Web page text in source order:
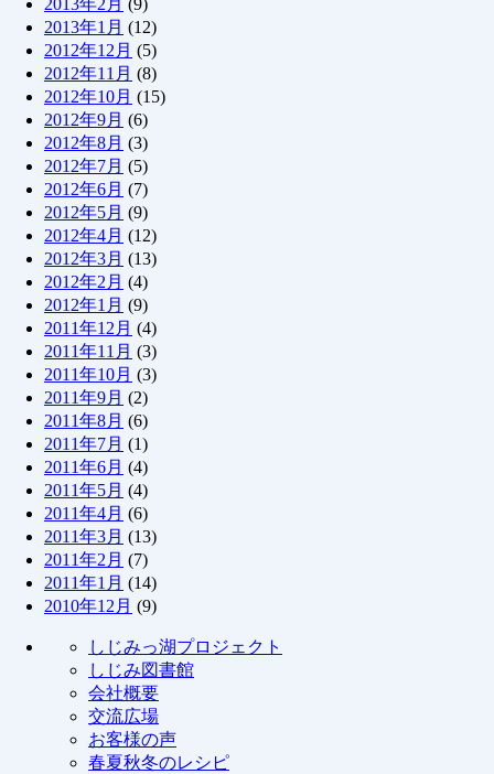
2013年2月 (9)
2013年1月 (12)
2012年12月 (5)
2012年11月 (8)
2012年10月 (15)
2012年9月 (6)
2012年8月 (3)
2012年7月 (5)
2012年6月 (7)
2012年5月 (9)
2012年4月 (12)
2012年3月 (13)
2012年2月 (4)
2012年1月 (9)
2011年12月 (4)
2011年11月 (3)
2011年10月 (3)
2011年9月 (2)
2011年8月 (6)
2011年7月 (1)
2011年6月 (4)
2011年5月 (4)
2011年4月 (6)
2011年3月 (13)
2011年2月 (7)
2011年1月 (14)
2010年12月 (9)
しじみっ湖プロジェクト
しじみ図書館
会社概要
交流広場
お客様の声
春夏秋冬のレシピ